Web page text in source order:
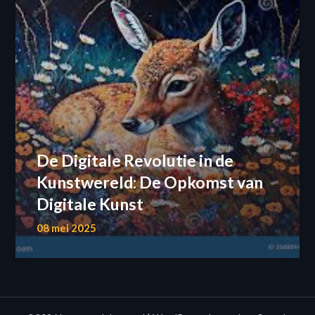
De Digitale Revolutie in de
Kunstwereld: De Opkomst van
Digitale Kunst
08 mei 2025